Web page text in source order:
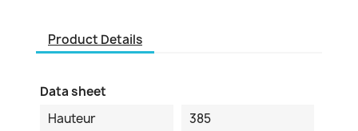
Product Details
Data sheet
Hauteur
385